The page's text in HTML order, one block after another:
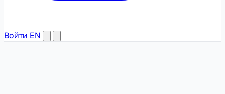
Войти EN